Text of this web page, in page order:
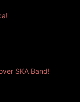
SKA Band!